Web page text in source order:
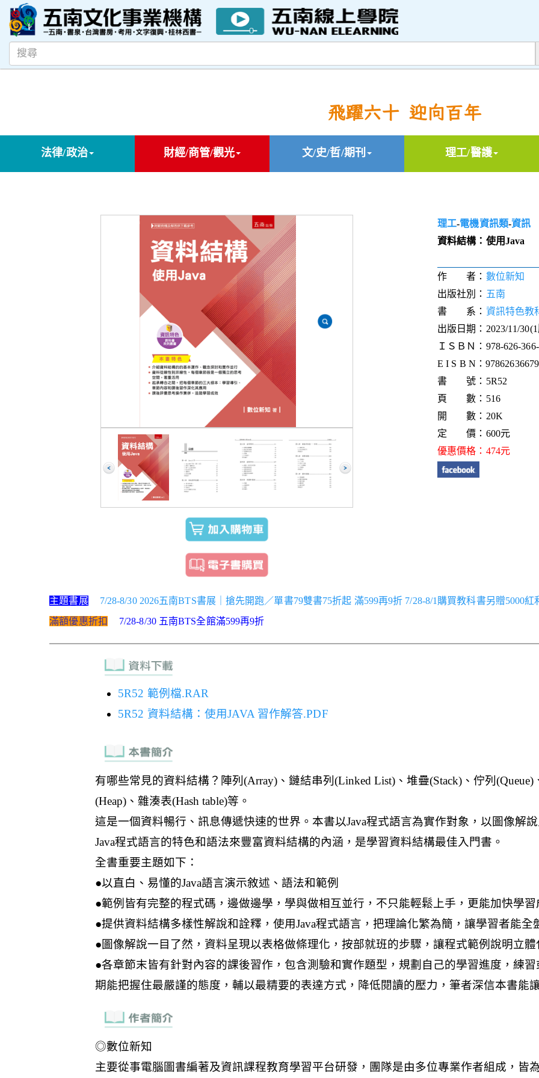
飛躍六十 迎向百年
法律/政治 財經/商管/觀光 文/史/哲/期刊 理工/醫護
理工-電機資訊類-資訊
資料結構：使用Java
作 者： 數位新知
出版社別： 五南
書 系： 資訊特色教
出版日期：2023/11/
ＩＳＢＮ：978-626-
E I S B N：
書 號：5R52
頁 數：516
開 數：20K
定 價：600元
優惠價格：474元
主題書展
7/28-8/30 2026五南BTS書展｜搶先開跑／單書79雙書75折起 滿599再9折 7/28-8/1購買教科書另贈5000紅
滿額優惠折扣
7/28-8/30 五南BTS全館滿599再9折
5R52 範例檔.RAR
5R52 資料結構：使用JAVA 習作解答.PDF